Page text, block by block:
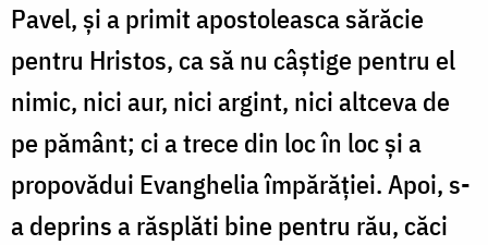
Pavel, și a primit apostoleasca sărăcie
pentru Hristos, ca să nu câștige pentru el
nimic, nici aur, nici argint, nici altceva de
pe pământ; ci a trece din loc în loc și a
propovădui Evanghelia împărăției. Apoi, s-
a deprins a răsplăti bine pentru rău, căci